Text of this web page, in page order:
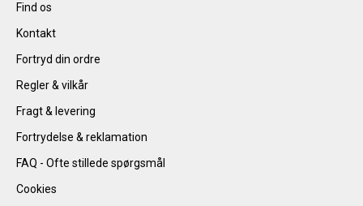
Find os
Kontakt
Fortryd din ordre
Regler & vilkår
Fragt & levering
Fortrydelse & reklamation
FAQ - Ofte stillede spørgsmål
Cookies